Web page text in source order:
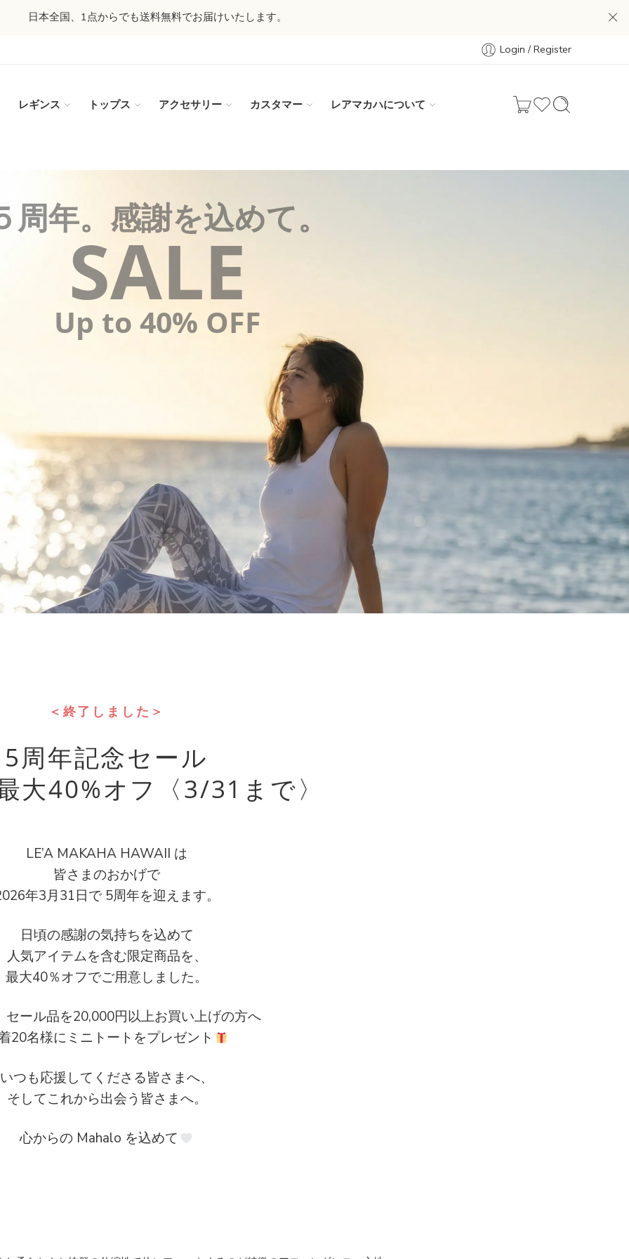
日本全国、1点からでも送料無料でお届けいたします。
Login / Register
レギンス トップス アクセサリー カスタマー レアマカハについて
周年。感謝を込めて。
SALE
Up to 40% OFF
＜終了しました＞
5周年記念セール
大40%オフ〈3/31まで〉
LE’A MAKAHA HAWAII は
皆さまのおかげで
年3月31日で 5周年を迎えます。
日頃の感謝の気持ちを込めて
人気アイテムを含む限定商品を、
最大40％オフでご用意しました。
セール品を20,000円以上お買い上げの方へ
20名様にミニトートをプレゼント
いつも応援してくださる皆さまへ、
そしてこれから出会う皆さまへ。
心からの Mahalo を込めて